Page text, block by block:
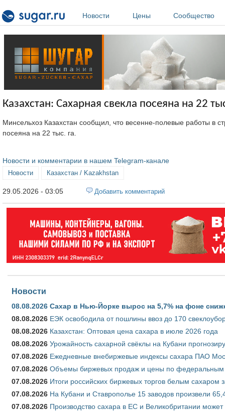
Новости
Цены Сообщество
Казахстан: Сахарная свекла посеяна на 22
Минсельхоз Казахстан сообщил, что весенне-полевые работы
посеяна на 22 тыс. га.
Новости и комментарии в нашем Telegram-канале
Новости Казахстан / Kazakhstan
29.05.2026 - 03:05 Добавить комментарий
Новости
08.08.2026 Сахар в Нью-Йорке вырос на 5,7% на фоне
08.08.2026 ЕЭК освободила от пошлины ввоз до 170
08.08.2026 Казахстан: Оптовая цена сахара в июле 2026 года
08.08.2026 Урожайность сахарной свёклы на Кубани
07.08.2026 Ежедневные внебиржевые индексы сахара ПАО
07.08.2026 Объемы биржевых продаж и цены по федеральным
07.08.2026 Итоги российских биржевых торгов белым сахаром
07.08.2026 На Кубани и Ставрополье 15 заводов произвели
07.08.2026 Производство сахара в ЕС и Великобритании